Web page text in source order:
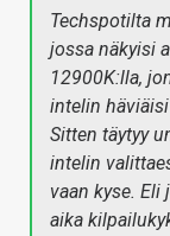
Techspotilta
jossa näkyisi
12900K:lla,
intelin
Sitten täytyy
intelin
vaan kyse.
aika